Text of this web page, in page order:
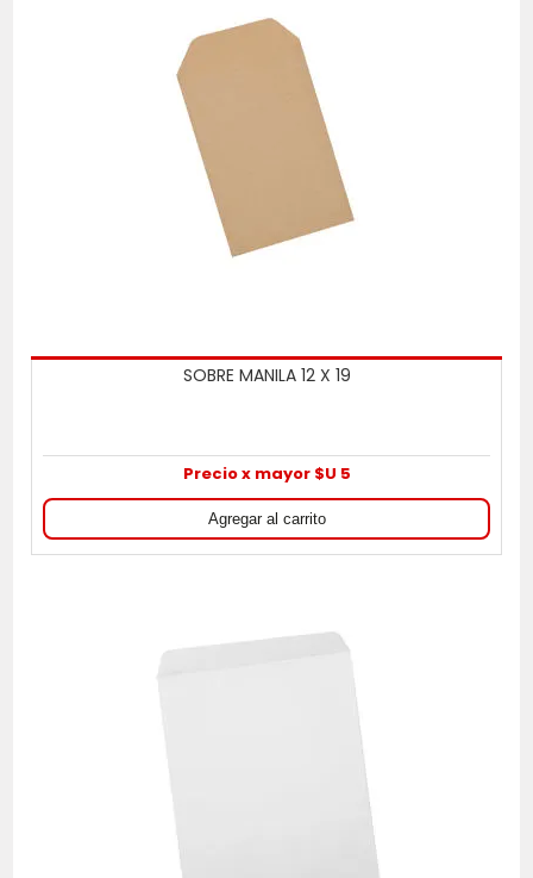
SOBRE MANILA 12 X 19
Precio x mayor $U 5